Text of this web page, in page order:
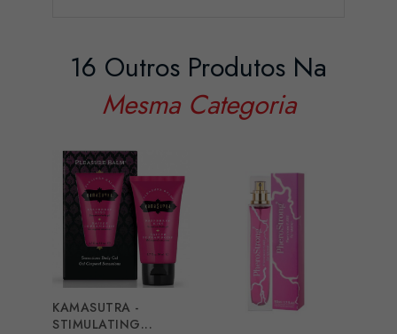
16 Outros Produtos Na
Mesma Categoria
KAMASUTRA -
STIMULATING...